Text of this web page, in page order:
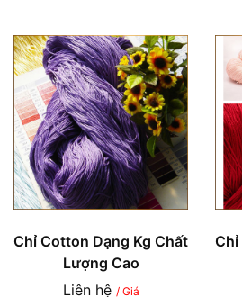
Chỉ Cotton Dạng Kg Chất
Lượng Cao
Liên hệ / Giá
Chỉ